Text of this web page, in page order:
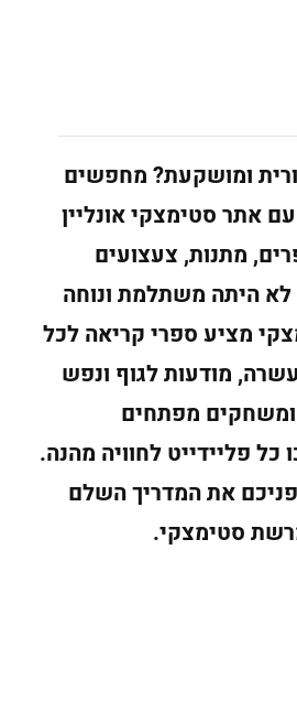
ומושקעת? מחפשים
אתר סטימצקי אונליין
מתנות, צעצועים
היתה משתלמת ונוחה
מציע ספרי קריאה לכל
מודעות לגוף ונפש
ומשחקים מפתחים
כל פליידייט לחוויה מהנה.
את המדריך השלם
סטימצקי.